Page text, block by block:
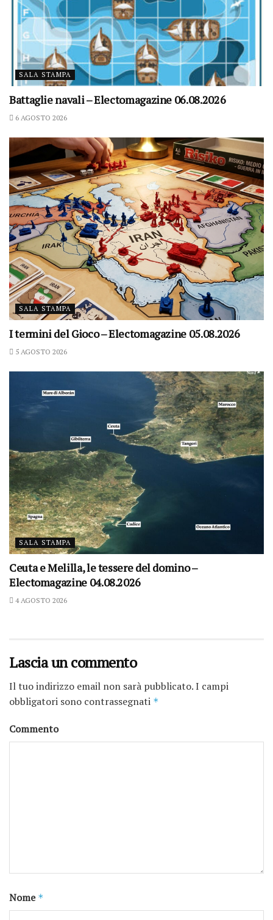
SALA STAMPA
Battaglie navali – Electomagazine 06.08.2026
6 AGOSTO 2026
SALA STAMPA
I termini del Gioco – Electomagazine 05.08.2026
5 AGOSTO 2026
SALA STAMPA
Ceuta e Melilla, le tessere del domino –
Electomagazine 04.08.2026
4 AGOSTO 2026
Lascia un commento
Il tuo indirizzo email non sarà pubblicato.I campi
obbligatori sono contrassegnati *
Commento
Nome *